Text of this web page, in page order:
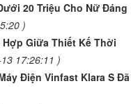
20 Triệu Cho Nữ Đáng
)
Giữa Thiết Kế Thời
17:26:11 )
Điện Vinfast Klara S Đã